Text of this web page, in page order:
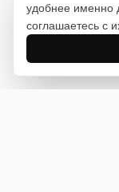
удобнее именно
соглашаетесь с